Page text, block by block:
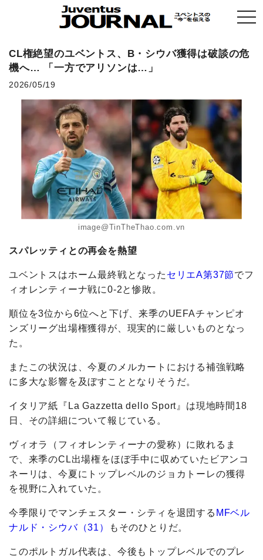
CL権絶望のユベントス、B・シウバ獲得は破談の危
機へ… 「一方でアリソンは…」
2026/05/19
image@TinTheThao.com.vn
スパレッティとの再会を熱望
ユベントスはホーム最終戦となった セリエA第37節でフ
ィオレンティーナ戦に0-2と惨敗。
順位を3位から6位へと下げ、来季のUEFAチャンピオ
ンズリーグ出場権獲得が、現実的に厳しいものとなっ
た。
またこの状況は、今夏のメルカートにおける補強戦略
に多大な影響を及ぼすこととなりそうだ。
イタリア紙『La Gazzetta dello Sport』は現地時間18
日、その詳細について報じている。
ヴィオラ（フィオレンティーナの愛称）に敗れるま
で、来季のCL出場権をほぼ手中に収めていたビアンコ
ネーリは、今夏にトップレベルのジョカトーレの獲得
を視野に入れていた。
今季限りでマンチェスター・シティを退団する MFベル
ナルド・シウバ（31）
もそのひとりだ。
このポルトガル代表は、今後もトップレベルでのプレ